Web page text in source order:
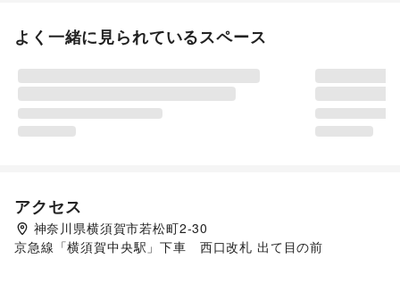
よく一緒に見られているスペース
アクセス
神奈川県横須賀市若松町2-30
京急線「横須賀中央駅」下車　西口改札 出て目の前